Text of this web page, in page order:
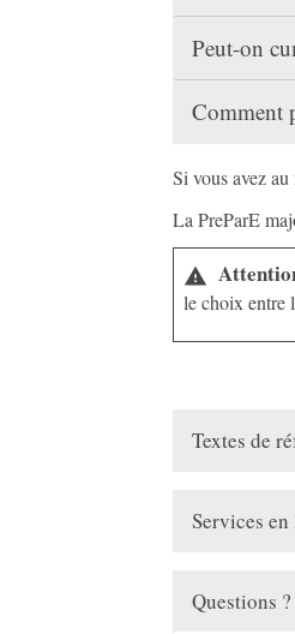
Peut-on
Comment
Si vous avez
La PreParE
warning
le choix entre
Textes de
Services
Questions